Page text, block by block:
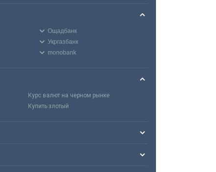
Ощадбанк
Укргазбанк
monobank
Курс валют на черном рынке
Купить злотый